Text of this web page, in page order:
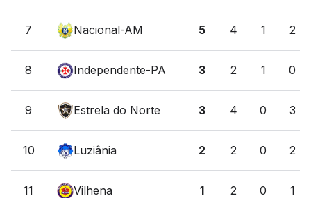
7 Nacional-AM 5 4 1 2
8 Independente-PA 3 2 1 0
9 Estrela do Norte 3 4 0 3
10 Luziânia 2 2 0 2
11 Vilhena 1 2 0 1